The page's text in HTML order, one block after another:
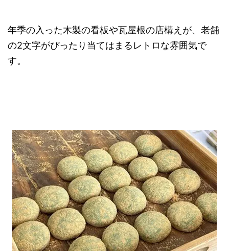
年季の入った木製の看板や瓦屋根の店構えが、老舗
の2文字がぴったり当てはまるレトロな雰囲気で
す。